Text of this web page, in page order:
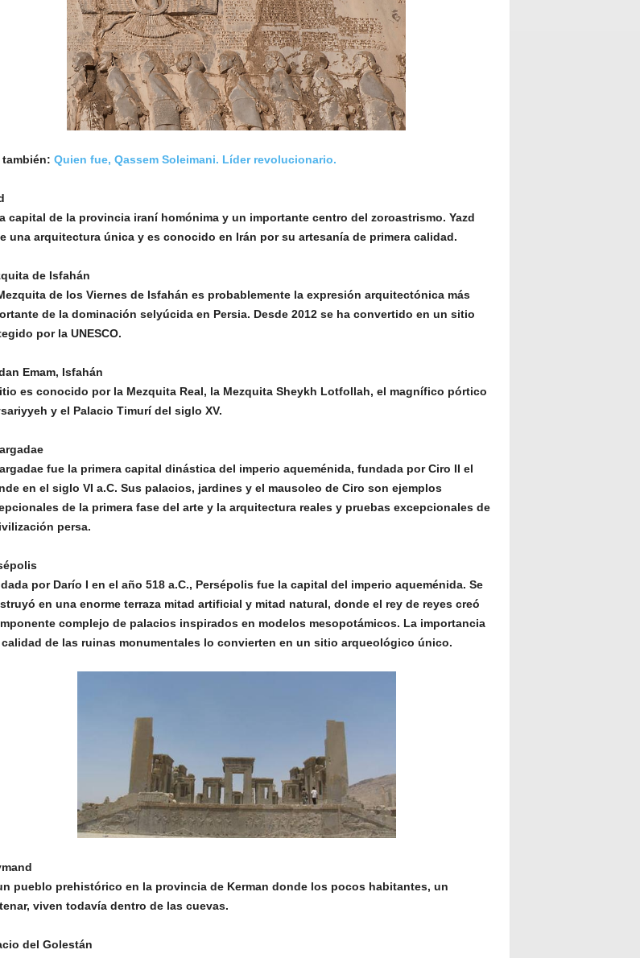
también: Quien fue, Qassem Soleimani. Líder revolucionario.
capital de la provincia iraní homónima y un importante centro del zoroastrismo. Yazd
una arquitectura única y es conocido en Irán por su artesanía de primera calidad.
de Isfahán
de los Viernes de Isfahán es probablemente la expresión arquitectónica más
de la dominación selyúcida en Persia. Desde 2012 se ha convertido en un sitio
por la UNESCO.
Emam, Isfahán
es conocido por la Mezquita Real, la Mezquita Sheykh Lotfollah, el magnífico pórtico
y el Palacio Timurí del siglo XV.
fue la primera capital dinástica del imperio aqueménida, fundada por Ciro II el
en el siglo VI a.C. Sus palacios, jardines y el mausoleo de Ciro son ejemplos
de la primera fase del arte y la arquitectura reales y pruebas excepcionales de
persa.
por Darío I en el año 518 a.C., Persépolis fue la capital del imperio aqueménida. Se
en una enorme terraza mitad artificial y mitad natural, donde el rey de reyes creó
complejo de palacios inspirados en modelos mesopotámicos. La importancia
de las ruinas monumentales lo convierten en un sitio arqueológico único.
pueblo prehistórico en la provincia de Kerman donde los pocos habitantes, un
viven todavía dentro de las cuevas.
del Golestán